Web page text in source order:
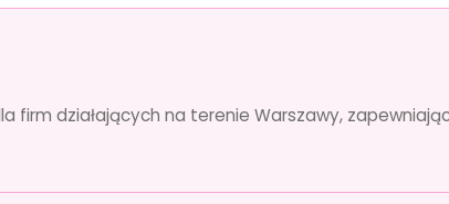
firm działających na terenie Warszawy,